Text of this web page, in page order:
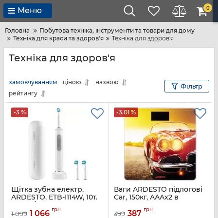
Меню 0
Головна
Побутова техніка, інструменти та товари для дому
Техніка для краси та здоров'я
Техніка для здоров'я
Техніка для здоров'я
замовчуванням ціною
назвою
рейтингу
Фільтр
-3 %
Щітка зубна електр.
ARDESTO, ETB-I114W, 10т.
колив/хв, насадок-3, IPX7,
білий
1 099 1 066 грн
-3.01 %
Ваги ARDESTO підлогові
Car, 150кг, AAAx2 в
багатокольорові
399 387 грн